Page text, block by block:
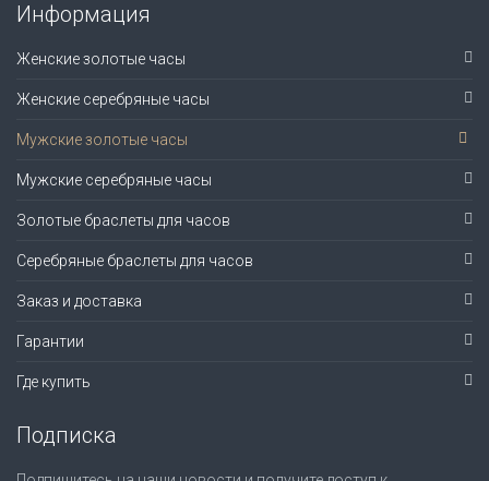
Информация
Женские золотые часы
Женские серебряные часы
Мужские золотые часы
Мужские серебряные часы
Золотые браслеты для часов
Серебряные браслеты для часов
Заказ и доставка
Гарантии
Где купить
Подписка